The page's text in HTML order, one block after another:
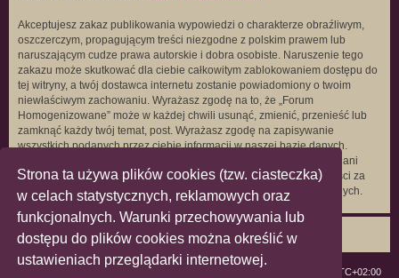
Strona ta używa plików cookies (tzw. ciasteczka)
w celach statystycznych, reklamowych oraz
funkcjonalnych. Warunki przechowywania lub
dostępu do plików cookies można określić w
ustawieniach przeglądarki internetowej.
Akceptujesz zakaz publikowania wypowiedzi o charakterze obraźliwym,
oszczerczym, propagującym treści niezgodne z polskim prawem lub
naruszającym cudze prawa autorskie i dobra osobiste. Naruszenie tego
zakazu może skutkować dla ciebie całkowitym zablokowaniem dostępu do
tej witryny, a twój dostawca internetu zostanie powiadomiony o twoim
niewłaściwym zachowaniu. Wyrażasz zgodę na to, że „Forum
Homogenizowane” może w każdej chwili usunąć, zmienić, przenieść lub
zamknąć każdy twój temat, post. Wyrażasz zgodę na zapisywanie
wszystkich podanych przez ciebie informacji w naszej bazie danych.
Informacje te nie będą przekazywane nikomu bez twojej zgody, ale ani
„Forum Homogenizowane”, ani phpBB nie ponosi odpowiedzialności za
włamania do witryny, podczas których może dojść do kradzieży danych.
UTC+02:00